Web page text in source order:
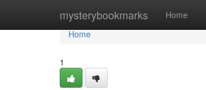
mysterybookmarks Home
Home
Home
1